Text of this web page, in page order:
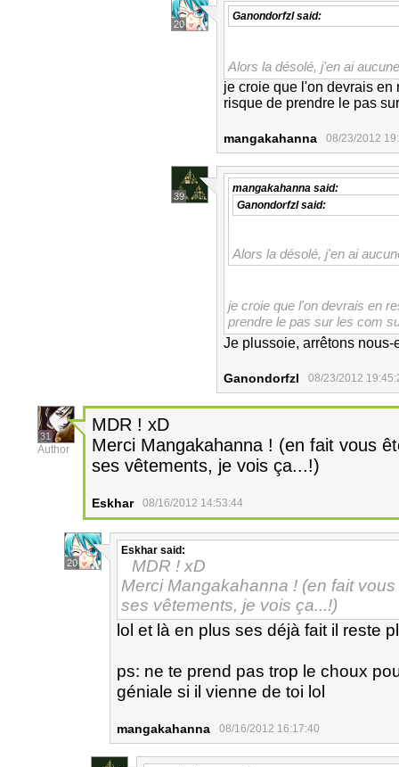
20
Ganondorfzlsaid:
Alors la désolé, j'en ai
je croie que l'on devrais en
risque de prendre le pas
mangakahanna 08/23/2012
39
mangakahanna said:
Ganondorfzlsaid:
Alors la désolé, j'en ai
je croie que l'on devrais en
prendre le pas sur les com
Je plussoie, arrêtons
Ganondorfzl 08/23/2012
31
Author
MDR ! xD
Merci Mangakahanna ! (en fait vous
ses vêtements, je vois ça...!)
Eskhar 08/16/2012 14:53:44
20
Eskhar said:
MDR ! xD
Merci Mangakahanna ! (en fait
ses vêtements, je vois ça...!)
lol et là en plus ses déjà fait il reste
ps: ne te prend pas trop le choux
géniale si il vienne de toi lol
mangakahanna 08/16/2012 16:17:40